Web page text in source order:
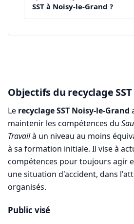
SST à Noisy-le-Grand ?
Objectifs du recyclage
Le recyclage SST Noisy-le-Grand
maintenir les compétences du
Travailà un niveau au moins
à sa formation initiale. Il vise à
compétences pour toujours agir
une situation d'accident, dans
organisés.
Public visé